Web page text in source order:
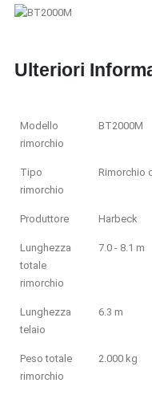
Ulteriori
Modello
rimorchio
BT2000M
Tipo
rimorchio
Rimorchio
Produttore Harbeck
Lunghezza
totale
rimorchio
7.0 - 8.1 m
Lunghezza
telaio
6.3 m
Peso totale
rimorchio
2.000 kg